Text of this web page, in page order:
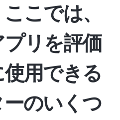
こでは、
リを評価
用できる
のいくつ